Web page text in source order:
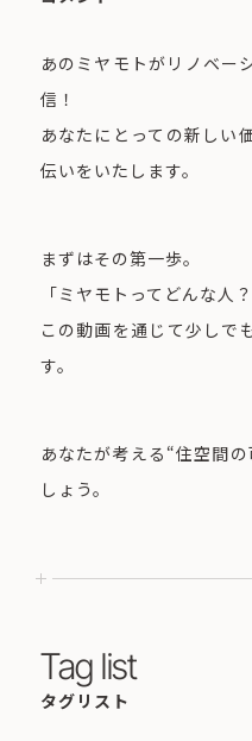
あのミヤモトがリノベー
信！
あなたにとっての新しい
伝いをいたします。
まずはその第一歩。
「ミヤモトってどんな人？
この動画を通じて少しで
す。
あなたが考える“住空間
しょう。
Tag list
タグリスト